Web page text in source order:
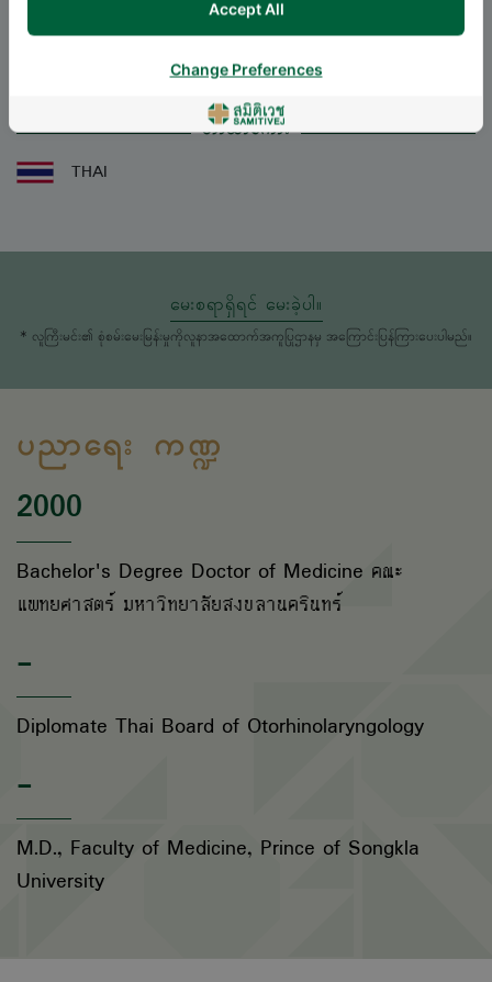
Specialties: Otolaryngology-
Otolaryngology
ဘာသာစကား
THAI
မေးစရာရှိရင် မေးခဲ့ပါ။
* လူကြီးမင်း၏ စုံစမ်းမေးမြန်းမှုကိုလူနာအထောက်အကူပြုဌာနမှ အကြောင်းပြန်ကြားပေးပါမည်။
ပညာရေး ကဏ္ဍ
2000
Bachelor's Degree Doctor of Medicine คณะ
แพทยศาสตร์ มหาวิทยาลัยสงขลานครินทร์
-
Diplomate Thai Board of Otorhinolaryngology
-
M.D., Faculty of Medicine, Prince of Songkla
University
Accept All
Change Preferences